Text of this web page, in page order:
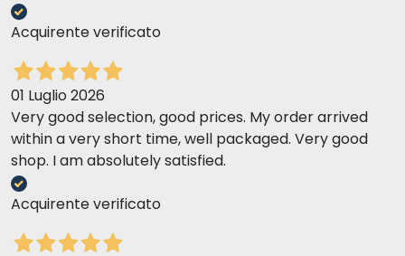
Acquirente verificato
01 Luglio 2026
Very good selection, good prices. My order arrived
within a very short time, well packaged. Very good
shop. I am absolutely satisfied.
Acquirente verificato